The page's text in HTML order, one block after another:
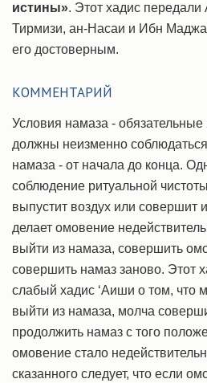
истины». Этот хадис
Тирмизи, ан-Насаи и Ибн
его достоверным.
КОММЕНТАРИЙ
Условия намаза -
должны неизменно
намаза - от начала до конца.
соблюдение ритуальной
выпустит воздух или совершит
делает омовение
выйти из намаза, совершить
совершить намаз заново. Этот
слабый хадис ‘Аиши о том, что
выйти из намаза, молча
продолжить намаз с того
омовение стало
сказанного следует, что если